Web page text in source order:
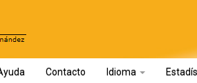
Contacto Idioma